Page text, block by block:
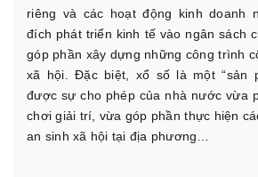
riêng và các hoạt động kinh doanh
đích phát triển kinh tế vào ngân sách
góp phần xây dựng những công trình
xã hội. Đặc biệt, xổ số là một “sản
được sự cho phép của nhà nước vừa
chơi giải trí, vừa góp phần thực hiện
an sinh xã hội tại địa phương…